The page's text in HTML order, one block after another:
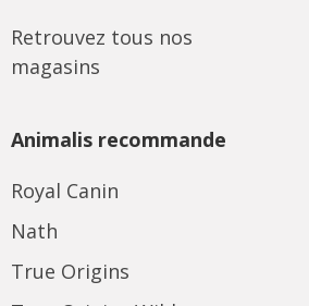
Retrouvez tous nos
magasins
Animalis recommande
Royal Canin
Nath
True Origins